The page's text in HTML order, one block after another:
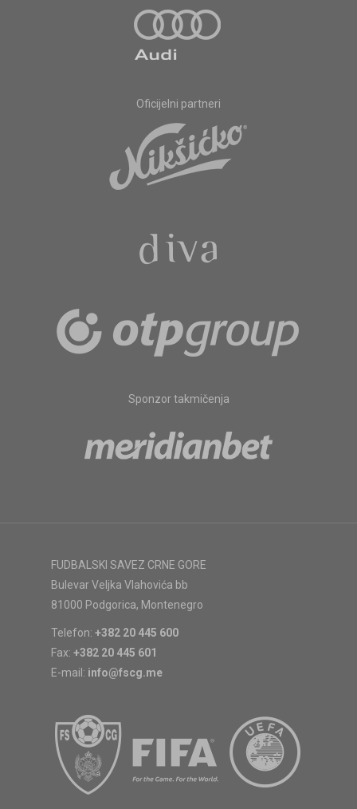
Oficijelni partneri
Sponzor takmičenja
FUDBALSKI SAVEZ CRNE GORE
Bulevar Veljka Vlahovića bb
81000 Podgorica, Montenegro
Telefon: +382 20 445 600
Fax: +382 20 445 601
E-mail: info@fscg.me